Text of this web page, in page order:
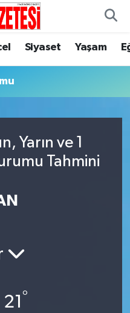
Siyaset Yaşam
Yarın ve 1
Tahmini
21°
ve Fikstür